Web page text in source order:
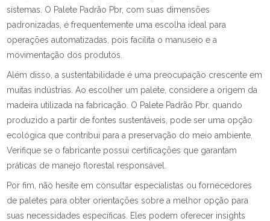
sistemas. O Palete Padrão Pbr, com suas dimensões
padronizadas, é frequentemente uma escolha ideal para
operações automatizadas, pois facilita o manuseio e a
movimentação dos produtos.
Além disso, a sustentabilidade é uma preocupação crescente em
muitas indústrias. Ao escolher um palete, considere a origem da
madeira utilizada na fabricação. O Palete Padrão Pbr, quando
produzido a partir de fontes sustentáveis, pode ser uma opção
ecológica que contribui para a preservação do meio ambiente.
Verifique se o fabricante possui certificações que garantam
práticas de manejo florestal responsável.
Por fim, não hesite em consultar especialistas ou fornecedores
de paletes para obter orientações sobre a melhor opção para
suas necessidades específicas. Eles podem oferecer insights